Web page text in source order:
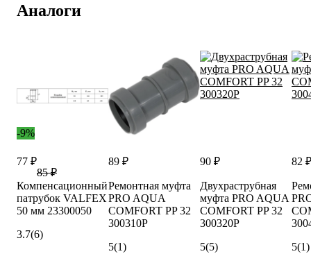
Аналоги
-9%
77 ₽
85 ₽
Компенсационный
патрубок VALFEX
50 мм 23300050
3.7(6)
89 ₽
Ремонтная муфта
PRO AQUA
COMFORT PP 32
300310P
5(1)
90 ₽
Двухраструбная
муфта PRO AQUA
COMFORT PP 32
300320P
5(5)
82 ₽
5(1)